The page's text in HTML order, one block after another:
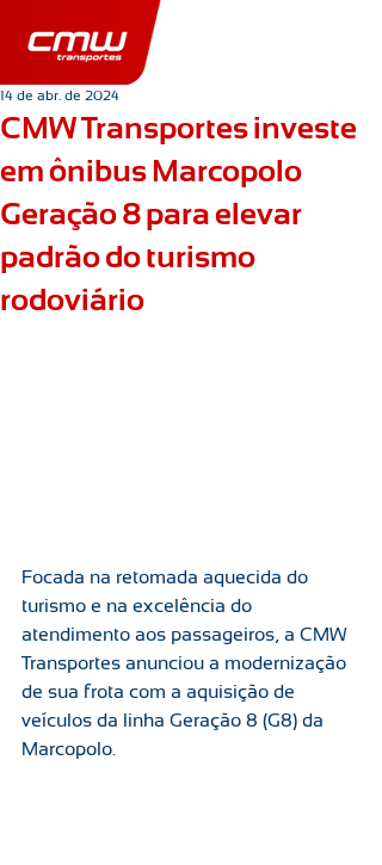
CMW Transportes investe
em ônibus Marcopolo
Geração 8 para elevar
padrão do turismo
rodoviário
14 de abr. de 2024
Focada na retomada aquecida do
turismo e na excelência do
atendimento aos passageiros, a CMW
Transportes anunciou a modernização
de sua frota com a aquisição de
veículos da linha Geração 8 (G8) da
Marcopolo.